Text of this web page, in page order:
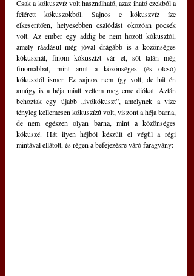
Csak a kókuszvíz volt használható, azaz iható ezekből a
félérett kókuszokból. Sajnos e kókuszvíz íze
elkeserítően, helyesebben csalódást okozóan pocsék
volt. Az ember egy addig be nem hozott kókusztól,
amely ráadásul még jóval drágább is a közönséges
kókusznál, finom kókuszízt vár el, sőt talán még
finomabbat, mint amit a közönséges (és olcsó)
kókusztól ismer. Ez sajnos nem így volt, de hát én
amúgy is a héja miatt vettem meg eme diókat. Aztán
behoztak egy újabb „ivókókuszt”, amelynek a vize
tényleg kellemesen kókuszízű volt, viszont a héja barna,
de nem egészen olyan barna, mint a közönséges
kókuszé. Hát ilyen héjból készült el végül a régi
mintával ellátott, és régen a befejezésre váró faragvány: